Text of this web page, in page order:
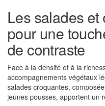
Les salades et
pour une
de contraste
Face à la densité et à la
accompagnements végétaux
salades croquantes,
jeunes pousses, apportent un